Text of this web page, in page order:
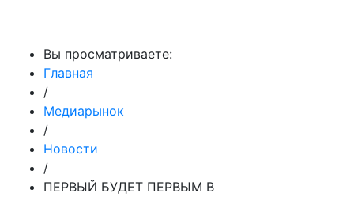
Вы просматриваете:
Главная
/
Медиарынок
/
Новости
/
ПЕРВЫЙ БУДЕТ ПЕРВЫМ В